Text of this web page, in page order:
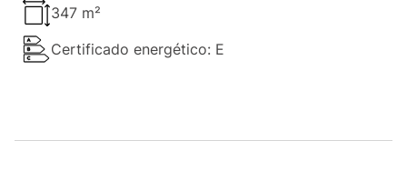
347 m²
Certificado energético: E